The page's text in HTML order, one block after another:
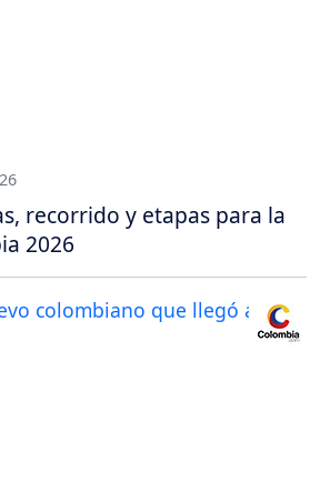
recorrido y etapas para la
2026